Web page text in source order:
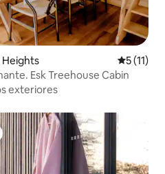
Heights
5 (11)
Esk Treehouse Cabin
exteriores